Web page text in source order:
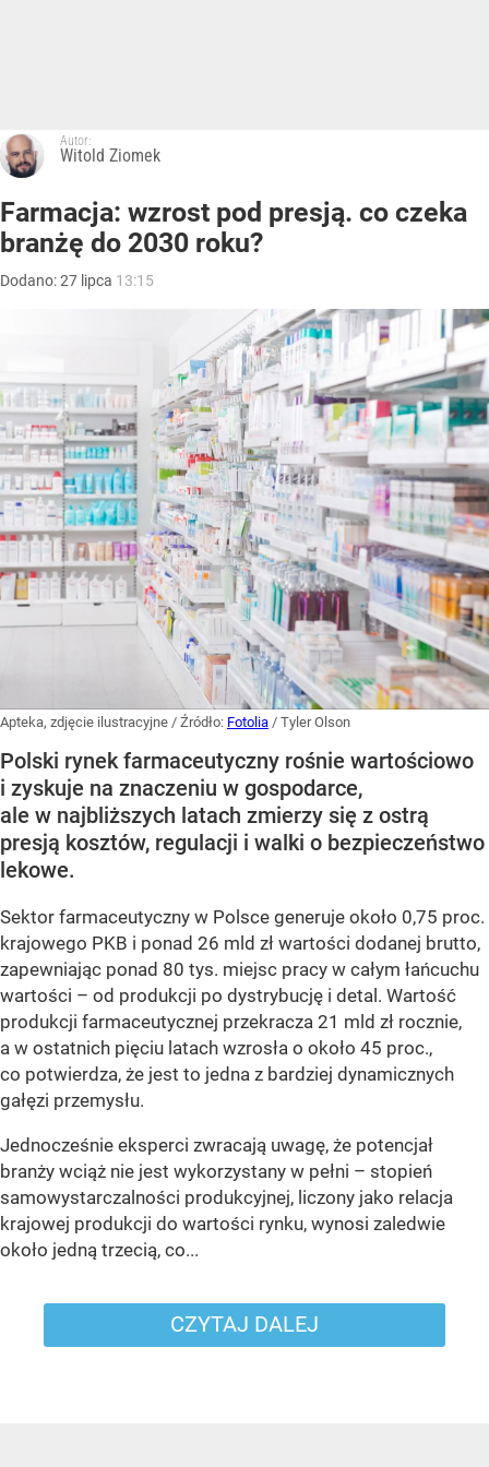
Autor:
Witold Ziomek
Farmacja: wzrost pod presją. co czeka
branżę do 2030 roku?
Dodano:27 lipca 13:15
Apteka, zdjęcie ilustracyjne / Źródło: Fotolia / Tyler Olson
Polski rynek farmaceutyczny rośnie wartościowo
i zyskuje na znaczeniu w gospodarce,
ale w najbliższych latach zmierzy się z ostrą
presją kosztów, regulacji i walki o bezpieczeństwo
lekowe.
Sektor farmaceutyczny w Polsce generuje około 0,75 proc.
krajowego PKB i ponad 26 mld zł wartości dodanej brutto,
zapewniając ponad 80 tys. miejsc pracy w całym łańcuchu
wartości – od produkcji po dystrybucję i detal. Wartość
produkcji farmaceutycznej przekracza 21 mld zł rocznie,
a w ostatnich pięciu latach wzrosła o około 45 proc.,
co potwierdza, że jest to jedna z bardziej dynamicznych
gałęzi przemysłu.
Jednocześnie eksperci zwracają uwagę, że potencjał
branży wciąż nie jest wykorzystany w pełni – stopień
samowystarczalności produkcyjnej, liczony jako relacja
krajowej produkcji do wartości rynku, wynosi zaledwie
około jedną trzecią, co...
CZYTAJ DALEJ